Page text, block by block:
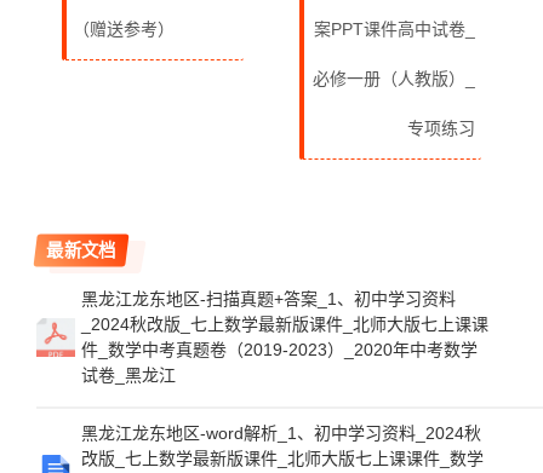
（赠送参考） 案PPT课件高中试卷_
必修一册（人教版）_
专项练习
最新文档
黑龙江龙东地区-扫描真题+答案_1、初中学习资料
_2024秋改版_七上数学最新版课件_北师大版七上课课
件_数学中考真题卷（2019-2023）_2020年中考数学
试卷_黑龙江
黑龙江龙东地区-word解析_1、初中学习资料_2024秋
改版_七上数学最新版课件_北师大版七上课课件_数学